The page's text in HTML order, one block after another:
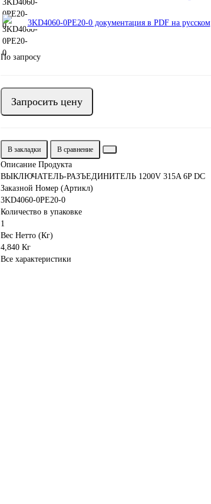
3KD4060-0PE20-0 документация в PDF на русском
По запросу
Запросить цену
В закладки В сравнение
Описание Продукта
ВЫКЛЮЧАТЕЛЬ-РАЗЪЕДИНИТЕЛЬ 1200V 315A 6P DC
Заказной Номер (Артикл)
3KD4060-0PE20-0
Количество в упаковке
1
Вес Нетто (Кг)
4,840 Кг
Все характеристики